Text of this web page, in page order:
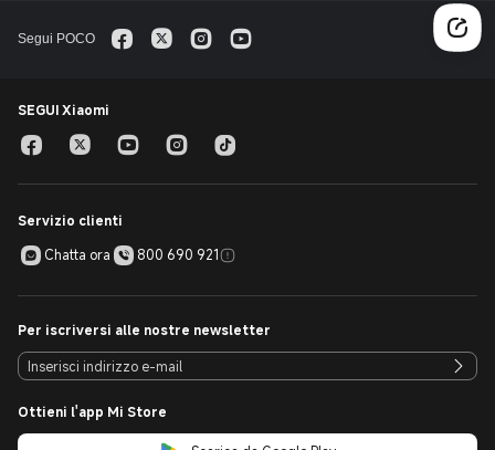
Segui POCO
SEGUI Xiaomi
Servizio clienti
Chatta ora
800 690 921
Per iscriversi alle nostre newsletter
Ottieni l'app Mi Store